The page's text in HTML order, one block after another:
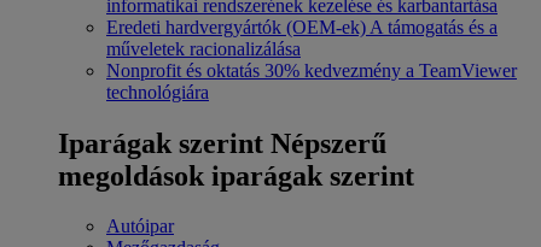
informatikai rendszerének kezelése és karbantartása
Eredeti hardvergyártók (OEM-ek) A támogatás és a
műveletek racionalizálása
Nonprofit és oktatás 30% kedvezmény a TeamViewer
technológiára
Iparágak szerint Népszerű
megoldások iparágak szerint
Autóipar